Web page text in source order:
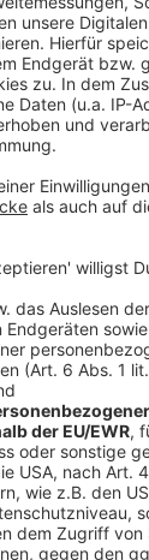
und stärkt
den ganzen
Muskeln zu
Körperhaltung
die ersten
Ihr braucht